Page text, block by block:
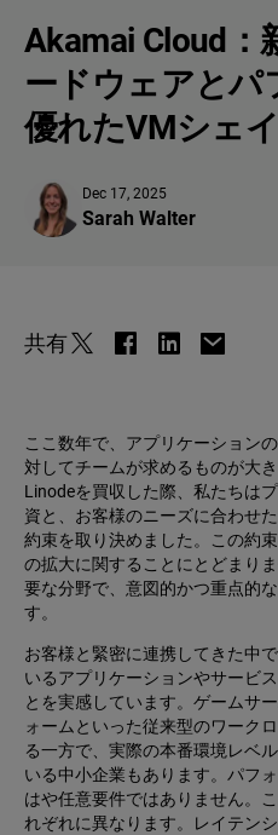
Akamai Cloud：
ードウェアとパ
優れたVMシェ
Dec 17, 2025
Sarah Walter
共有
ここ数年で、アプリケーション
対してチームが求めるものが大
Linodeを買収した際、私たちは
資と、お客様のニーズに合わせ
約束を取り決めました。この約
の拡大に関することにとどまり
要な分野で、意図的かつ重点的
す。
お客様と緊密に連携してきた中
いるアプリケーションやサービ
とを実感しています。ゲームサ
ォームといった従来型のワーク
る一方で、実際の本番環境レベ
いる中小企業もあります。パフ
はや任意要件ではありません。
れぞれに異なります。レイテン